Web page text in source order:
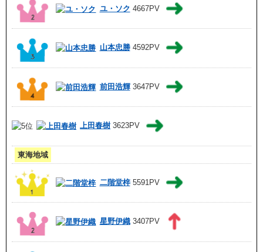
ユ・ソク 4667PV
山本忠勝4592PV
前田浩輝3647PV
上田春樹 3623PV
東海地域
二階堂梓5591PV
星野伊織3407PV